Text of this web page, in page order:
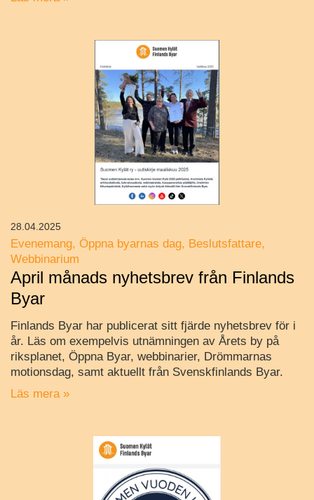
Evenemang Öppna byarnas dag
Beslutsfattare
Webbinarium
April månads nyhetsbrev från Finlands
Byar
Finlands Byar har publicerat sitt fjärde nyhetsbrev för i
år. Läs om exempelvis utnämningen av Årets by på
riksplanet, Öppna Byar, webbinarier, Drömmarnas
motionsdag, samt aktuellt från Svenskfinlands Byar.
Läs mera »
28.04.2025